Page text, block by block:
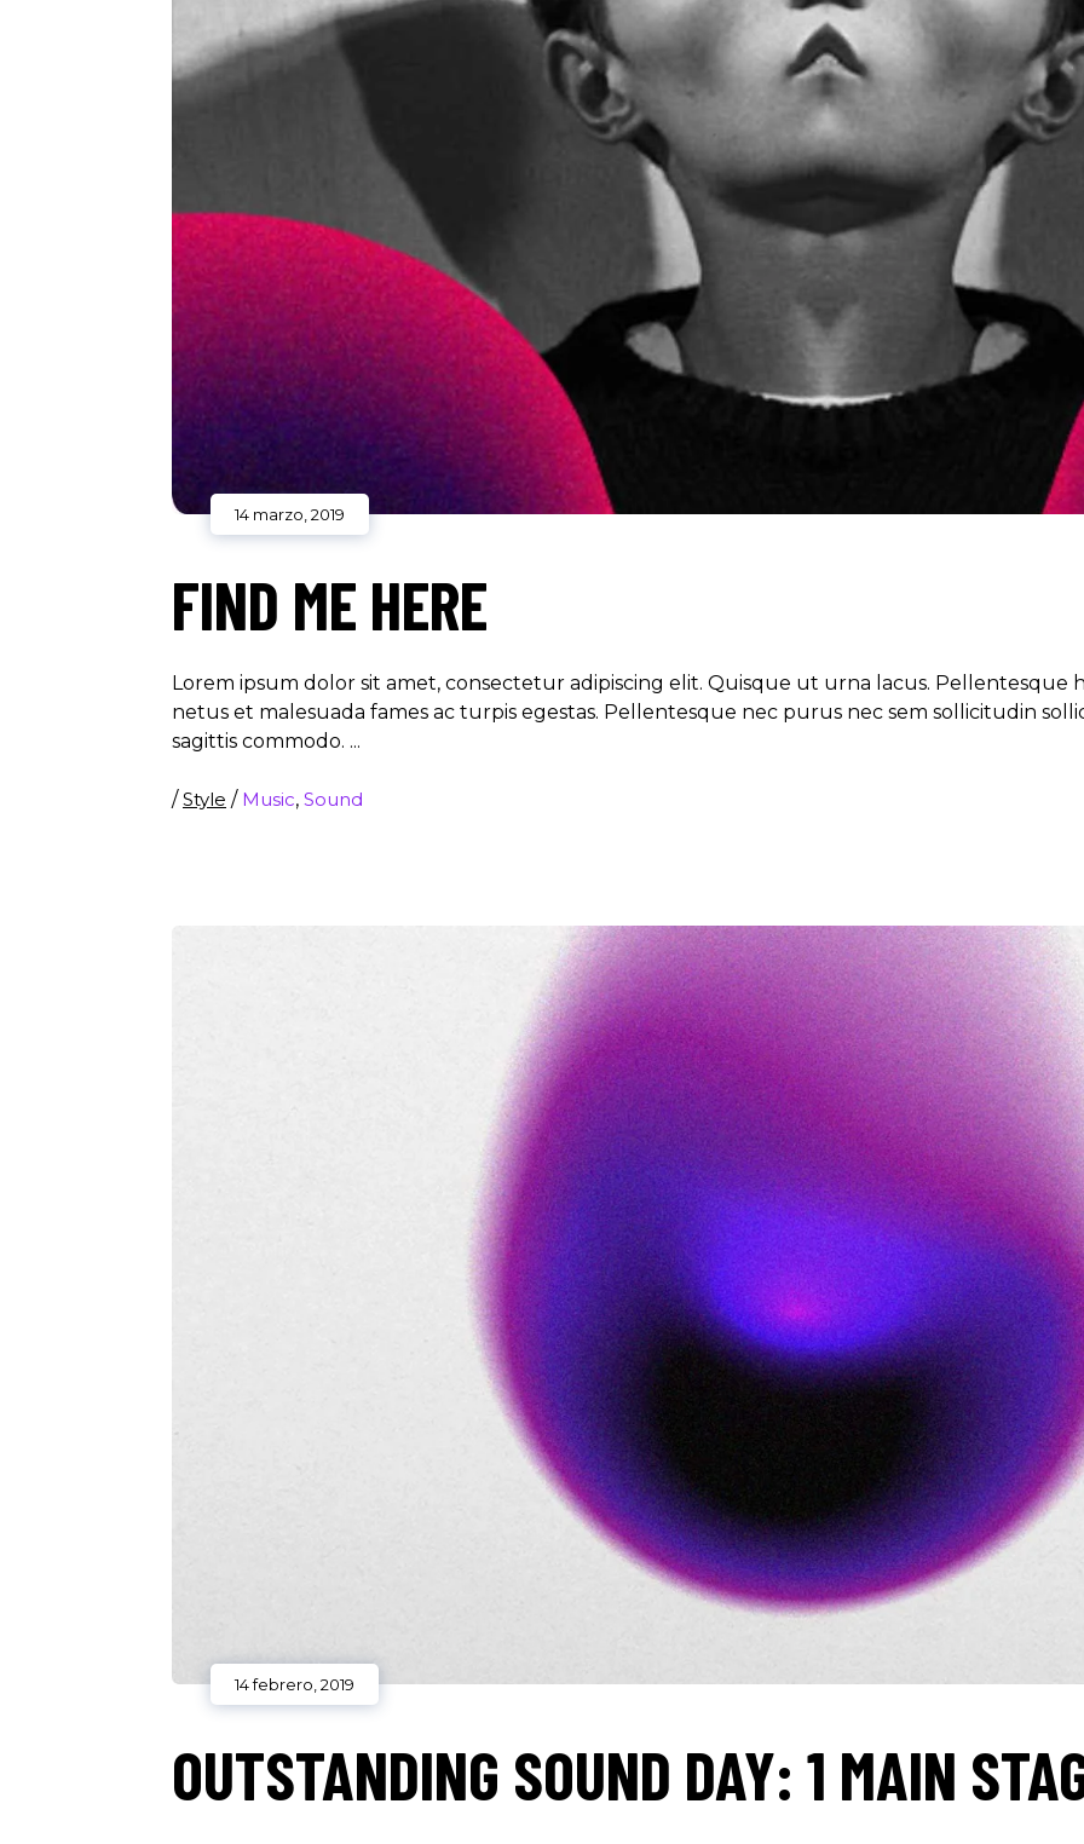
14 marzo, 2019
FIND ME HERE
Lorem ipsum dolor sit amet, consectetur adipiscing elit. Quisque ut urna lacus.
netus et malesuada fames ac turpis egestas. Pellentesque nec purus nec sem sollicitudin
sagittis commodo.
/Style / Music, Sound
14 febrero, 2019
OUTSTANDING SOUND DAY: 1 MAIN